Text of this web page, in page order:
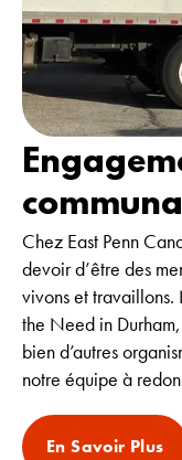
Chez East Penn
devoir d’être des
vivons et travaillons.
the Need in
bien d’autres
notre équipe à
En Savoir Plus